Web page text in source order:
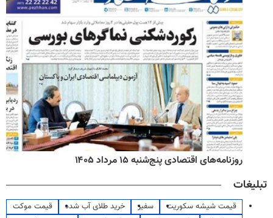
روزنامه‌های اقتصادی پنج‌شنبه ۱۵ مرداد ۱۴۰۵
تبلیغات
قیمت شیشه سکوریت سفیر خرید طلای آب شده
قیمت موکت